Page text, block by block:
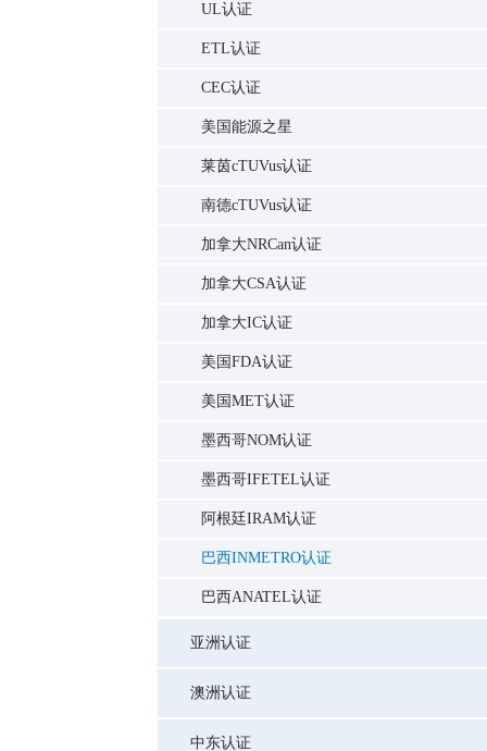
UL认证
ETL认证
CEC认证
美国能源之星
莱茵cTUVus认证
南德cTUVus认证
加拿大NRCan认证
加拿大CSA认证
加拿大IC认证
美国FDA认证
美国MET认证
墨西哥NOM认证
墨西哥IFETEL认证
阿根廷IRAM认证
巴西INMETRO认证
巴西ANATEL认证
亚洲认证
澳洲认证
中东认证